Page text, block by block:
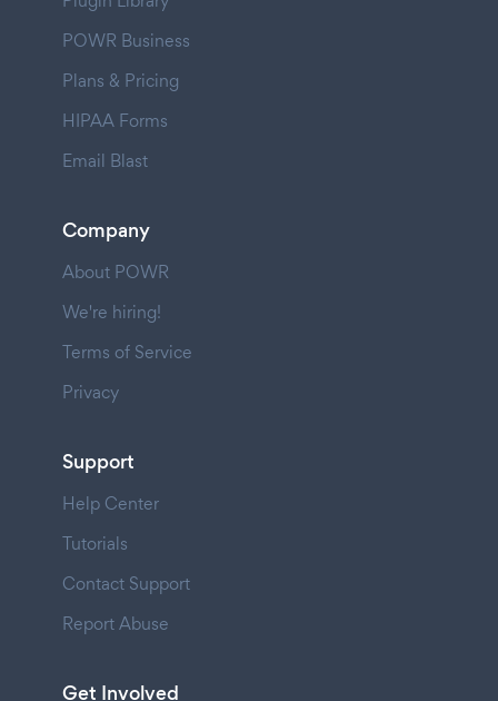
POWR Business
Plans & Pricing
HIPAA Forms
Email Blast
Company
About POWR
We're hiring!
Terms of Service
Privacy
Support
Help Center
Tutorials
Contact Support
Report Abuse
Get Involved